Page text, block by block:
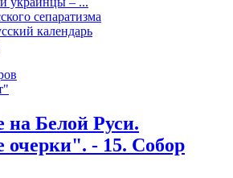
сепаратизма
календарь
на Белой Руси.
очерки". - 15. Собор